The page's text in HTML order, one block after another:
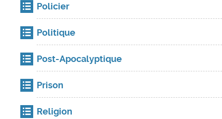
Policier
Politique
Post-Apocalyptique
Prison
Religion